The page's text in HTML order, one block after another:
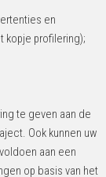
en
kopje profilering);
te geven aan de
Ook kunnen uw
aan een
op basis van het